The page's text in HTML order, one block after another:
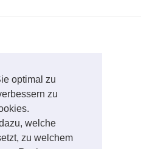
optimal zu
zu
welche
zu welchem
(Lettlandhilfe)
1297 71